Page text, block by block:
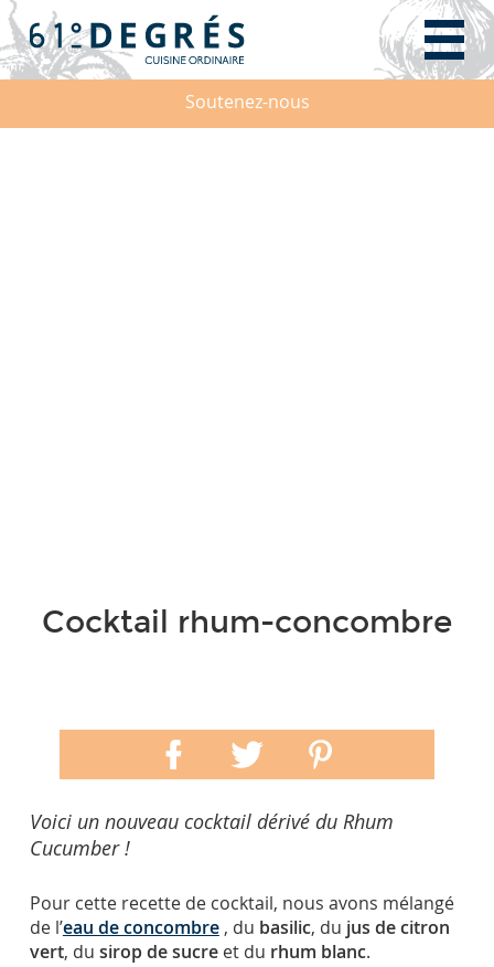
Soutenez-nous
Cocktail rhum-concombre
Voici un nouveau cocktail dérivé du Rhum
Cucumber !
Pour cette recette de cocktail, nous avons mélangé
de l’eau de concombre, du basilic, du jus de citron
vert, du sirop de sucreet du rhum blanc.